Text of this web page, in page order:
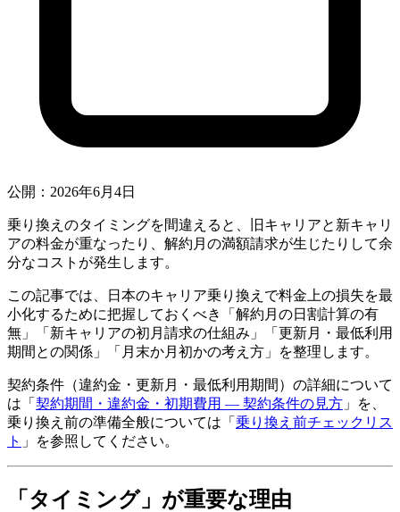
公開：2026年6月4日
乗り換えのタイミングを間違えると、旧キャリアと新キャリ
アの料金が重なったり、解約月の満額請求が生じたりして余
分なコストが発生します。
この記事では、日本のキャリア乗り換えで料金上の損失を最
小化するために把握しておくべき「解約月の日割計算の有
無」「新キャリアの初月請求の仕組み」「更新月・最低利用
期間との関係」「月末か月初かの考え方」を整理します。
契約条件（違約金・更新月・最低利用期間）の詳細について
は「 契約期間・違約金・初期費用 — 契約条件の見方 」を、
乗り換え前の準備全般については「 乗り換え前チェックリス
ト 」を参照してください。
「タイミング」が重要な理由